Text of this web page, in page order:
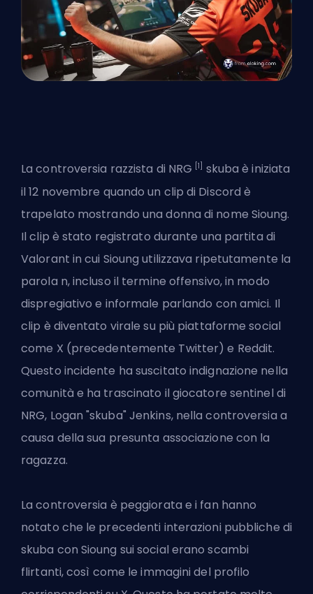
La controversia razzista di NRG [1]
skuba è iniziata
il 12 novembre quando un clip di Discord è
trapelato mostrando una donna di nome Sioung.
Il clip è stato registrato durante una partita di
Valorant in cui Sioung utilizzava ripetutamente la
parola n, incluso il termine offensivo, in modo
dispregiativo e informale parlando con amici. Il
clip è diventato virale su più piattaforme social
come X (precedentemente Twitter) e Reddit.
Questo incidente ha suscitato indignazione nella
comunità e ha trascinato il giocatore sentinel di
NRG, Logan "skuba" Jenkins, nella controversia a
causa della sua presunta associazione con la
ragazza.
La controversia è peggiorata e i fan hanno
notato che le precedenti interazioni pubbliche di
skuba con Sioung sui social erano scambi
flirtanti, così come le immagini del profilo